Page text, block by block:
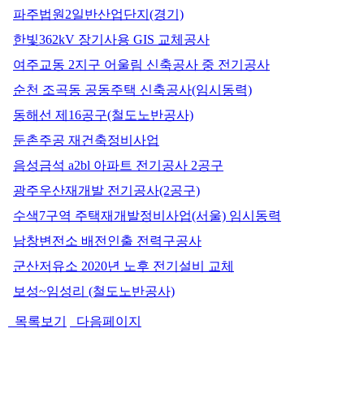
파주법원2일반산업단지(경기)
한빛362kV 장기사용 GIS 교체공사
여주교동 2지구 어울림 신축공사 중 전기공사
순천 조곡동 공동주택 신축공사(임시동력)
동해선 제16공구(철도노반공사)
둔촌주공 재건축정비사업
음성금석 a2bl 아파트 전기공사 2공구
광주우산재개발 전기공사(2공구)
수색7구역 주택재개발정비사업(서울) 임시동력
남창변전소 배전인출 전력구공사
군산저유소 2020년 노후 전기설비 교체
보성~임성리 (철도노반공사)
목록보기 다음페이지